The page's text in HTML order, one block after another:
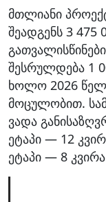
მთლიანი
შეადგენს 3
შესრულდება 1
ხოლო 2026
მოცულობით.
ვადა
ეტაპი — 12
ეტაპი — 8